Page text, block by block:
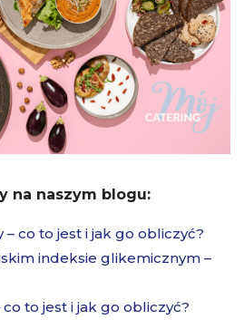
na naszym blogu:
co to jest i jak go obliczyć?
indeksie glikemicznym –
to jest i jak go obliczyć?